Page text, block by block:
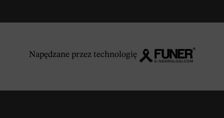
Napędzane przez technologię